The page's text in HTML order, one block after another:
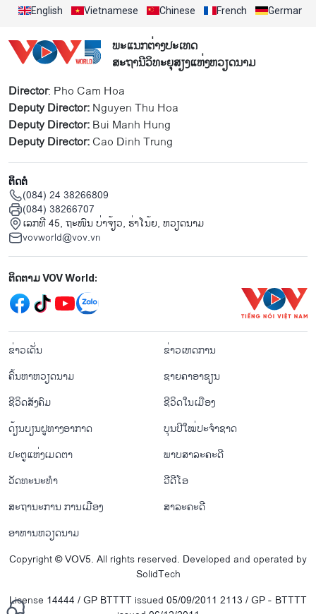
English Vietnamese Chinese French German
ພະແນກຕ່າງປະເທດ
ສະຖານີວິທະຍຸສຽງແຫ່ງຫວຽດນາມ
Director: Pho Cam Hoa
Deputy Director:Nguyen Thu Hoa
Deputy Director:Bui Manh Hung
Deputy Director:Cao Dinh Trung
ຕິດຕໍ່
(084) 24 38266809
(084) 38266707
ເລກທີ 45, ຖະໜົນ ບ່າ​ຈ້ຽວ, ຮ່າ​ໂນ້ຍ, ຫວຽດນາມ
vovworld@vov.vn
Mạng xã hội
ຕິດຕາມ VOV World:
menu footer tiếng Lào
ຂ່າວເດັ່ນ
ຂ່າວເຫດການ
ຄົ້ນຫາຫວຽດນາມ
ຊາຍຄາອາຊຽນ
ຊີ​ວິດ​ສັງ​ຄົມ
ຊີ​ວິດ​ໃນ​ເມືອງ
ດ້ຽນບຽນ​ຝູທາງ​ອາກາດ
ບຸນປີໃໝ່ປະຈຳຊາດ
ປະຕູແຫ່ງເມດຕາ
ພາບສາລະຄະດີ
ວັດທະນະທໍາ
ວີດີໂອ
ສະຖານະການ ການເມືອງ
ສາລະຄະດີ
ອາຫານຫວຽດນາມ
Copyright © VOV5. All rights reserved. Developed and operated by
SolidTech
License 14444 / GP BTTTT issued 05/09/2011 2113 / GP - BTTTT